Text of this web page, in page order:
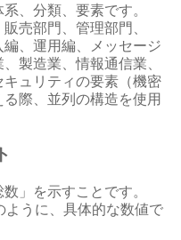
、分類、要素です。
売部門、管理部門、
、運用編、メッセージ
製造業、情報通信業、
ュリティの要素（機密
際、並列の構造を使用
」を示すことです。
ように、具体的な数値で